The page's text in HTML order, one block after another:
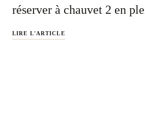
réserver à chauvet 2 en
LIRE L'ARTICLE